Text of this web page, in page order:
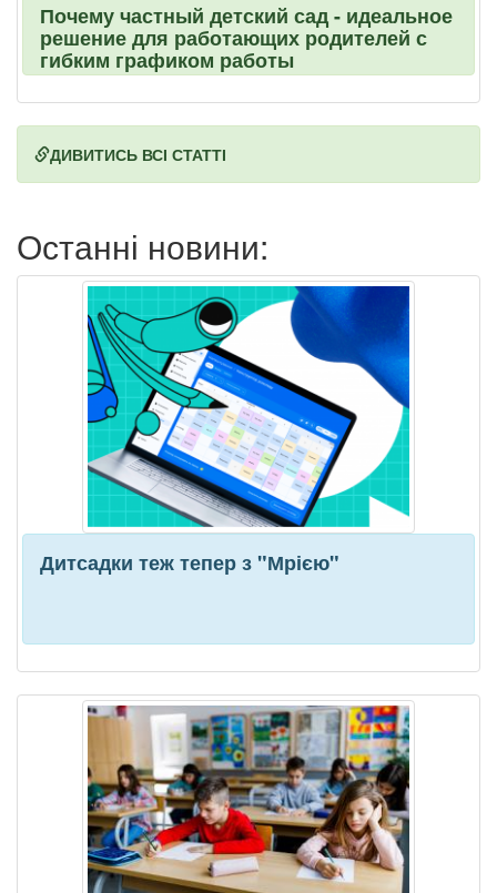
Почему частный детский сад - идеальное
решение для работающих родителей с
гибким графиком работы
ДИВИТИСЬ ВСІ СТАТТІ
Останні новини:
Дитсадки теж тепер з "Мрією"